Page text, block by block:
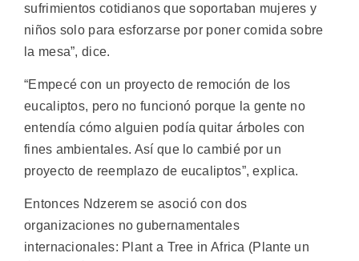
sufrimientos cotidianos que soportaban mujeres y
niños solo para esforzarse por poner comida sobre
la mesa”, dice.
“Empecé con un proyecto de remoción de los
eucaliptos, pero no funcionó porque la gente no
entendía cómo alguien podía quitar árboles con
fines ambientales. Así que lo cambié por un
proyecto de reemplazo de eucaliptos”, explica.
Entonces Ndzerem se asoció con dos
organizaciones no gubernamentales
internacionales: Plant a Tree in Africa (Plante un